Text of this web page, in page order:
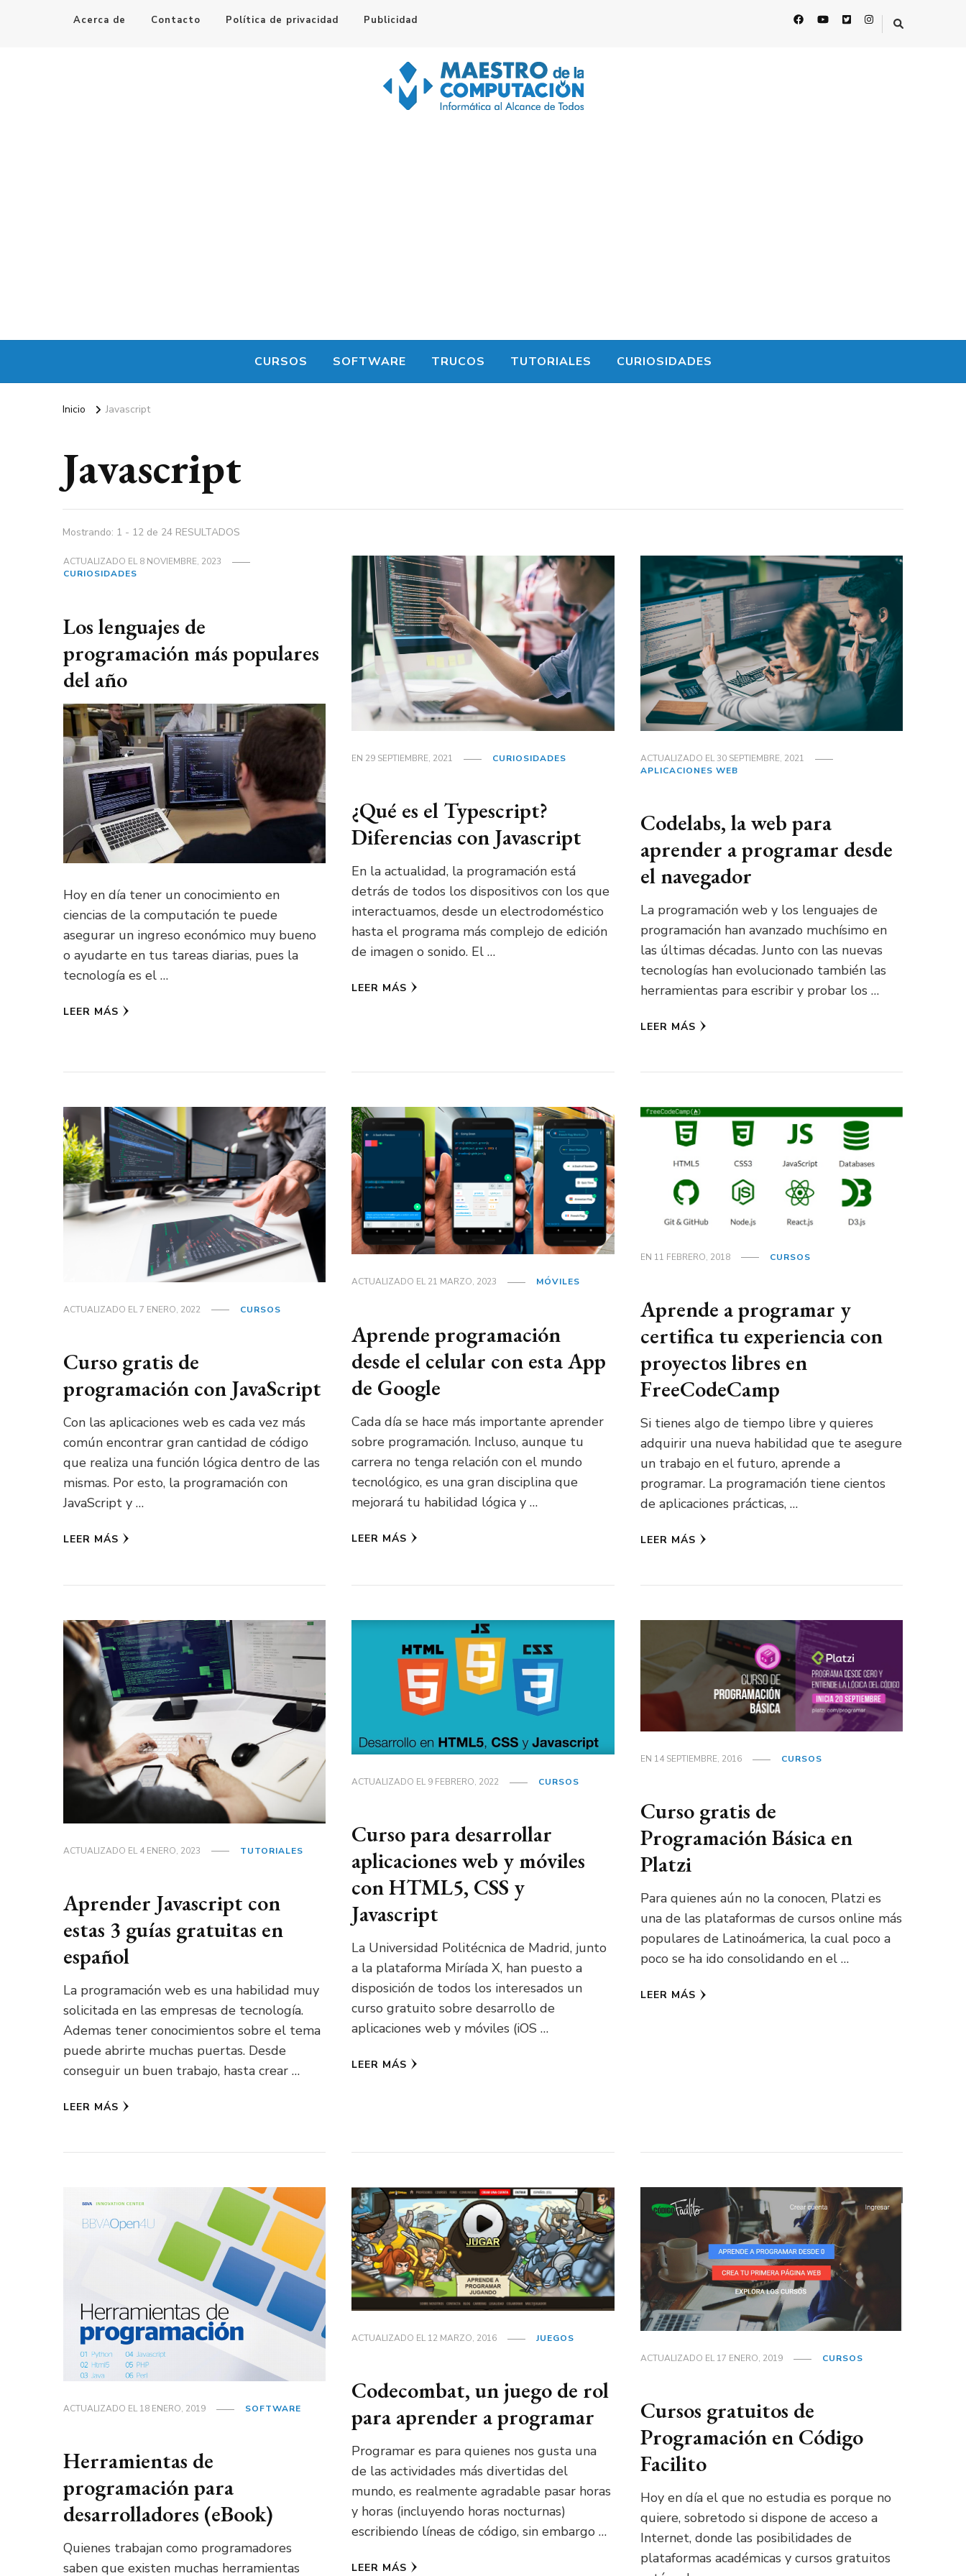
Acerca de Contacto Política de privacidad Publicidad
CURSOS SOFTWARE TRUCOS TUTORIALES CURIOSIDADES
Inicio Javascript
Javascript
Mostrando: 1 - 12 de 24 RESULTADOS
ACTUALIZADO EL8 NOVIEMBRE, 2023
CURIOSIDADES
Los lenguajes de
programación más populares
del año
Hoy en día tener un conocimiento en
ciencias de la computación te puede
asegurar un ingreso económico muy bueno
o ayudarte en tus tareas diarias, pues la
tecnología es el …
LEER MÁS
EN 29 SEPTIEMBRE, 2021 CURIOSIDADES
¿Qué es el Typescript?
Diferencias con Javascript
En la actualidad, la programación está
detrás de todos los dispositivos con los que
interactuamos, desde un electrodoméstico
hasta el programa más complejo de edición
de imagen o sonido. El …
LEER MÁS
ACTUALIZADO EL30 SEPTIEMBRE, 2021
APLICACIONES WEB
Codelabs, la web para
aprender a programar desde
el navegador
La programación web y los lenguajes de
programación han avanzado muchísimo en
las últimas décadas. Junto con las nuevas
tecnologías han evolucionado también las
herramientas para escribir y probar los …
LEER MÁS
ACTUALIZADO EL7 ENERO, 2022 CURSOS
Curso gratis de
programación con JavaScript
Con las aplicaciones web es cada vez más
común encontrar gran cantidad de código
que realiza una función lógica dentro de las
mismas. Por esto, la programación con
JavaScript y …
LEER MÁS
ACTUALIZADO EL21 MARZO, 2023 MÓVILES
Aprende programación
desde el celular con esta App
de Google
Cada día se hace más importante aprender
sobre programación. Incluso, aunque tu
carrera no tenga relación con el mundo
tecnológico, es una gran disciplina que
mejorará tu habilidad lógica y …
LEER MÁS
EN 11 FEBRERO, 2018 CURSOS
Aprende a programar y
certifica tu experiencia con
proyectos libres en
FreeCodeCamp
Si tienes algo de tiempo libre y quieres
adquirir una nueva habilidad que te asegure
un trabajo en el futuro, aprende a
programar. La programación tiene cientos
de aplicaciones prácticas, …
LEER MÁS
ACTUALIZADO EL4 ENERO, 2023 TUTORIALES
Aprender Javascript con
estas 3 guías gratuitas en
español
La programación web es una habilidad muy
solicitada en las empresas de tecnología.
Ademas tener conocimientos sobre el tema
puede abrirte muchas puertas. Desde
conseguir un buen trabajo, hasta crear …
LEER MÁS
ACTUALIZADO EL9 FEBRERO, 2022 CURSOS
Curso para desarrollar
aplicaciones web y móviles
con HTML5, CSS y
Javascript
La Universidad Politécnica de Madrid, junto
a la plataforma Miríada X, han puesto a
disposición de todos los interesados un
curso gratuito sobre desarrollo de
aplicaciones web y móviles (iOS …
LEER MÁS
EN 14 SEPTIEMBRE, 2016 CURSOS
Curso gratis de
Programación Básica en
Platzi
Para quienes aún no la conocen, Platzi es
una de las plataformas de cursos online más
populares de Latinoámerica, la cual poco a
poco se ha ido consolidando en el …
LEER MÁS
ACTUALIZADO EL18 ENERO, 2019 SOFTWARE
Herramientas de
programación para
desarrolladores (eBook)
Quienes trabajan como programadores
saben que existen muchas herramientas
ACTUALIZADO EL12 MARZO, 2016 JUEGOS
Codecombat, un juego de rol
para aprender a programar
Programar es para quienes nos gusta una
de las actividades más divertidas del
mundo, es realmente agradable pasar horas
y horas (incluyendo horas nocturnas)
escribiendo líneas de código, sin embargo …
LEER MÁS
ACTUALIZADO EL17 ENERO, 2019 CURSOS
Cursos gratuitos de
Programación en Código
Facilito
Hoy en día el que no estudia es porque no
quiere, sobretodo si dispone de acceso a
Internet, donde las posibilidades de
plataformas académicas y cursos gratuitos